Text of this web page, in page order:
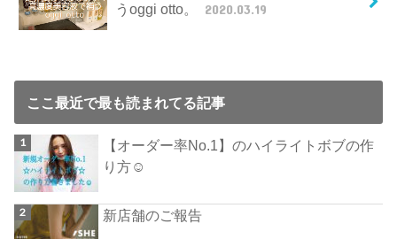
うoggi otto。
2020.03.19
ここ最近で最も読まれてる記事
【オーダー率No.1】のハイライトボブの作
り方☺︎
新店舗のご報告